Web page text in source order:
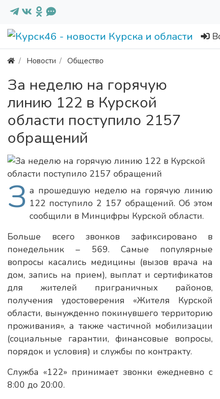
Новости Общество
За неделю на горячую
линию 122 в Курской
области поступило 2157
обращений
З а прошедшую неделю на горячую линию
122 поступило 2 157 обращений. Об этом
сообщили в Минцифры Курской области.
Больше всего звонков зафиксировано в
понедельник – 569. Самые популярные
вопросы касались медицины (вызов врача на
дом, запись на прием), выплат и сертификатов
для жителей приграничных районов,
получения удостоверения «Жителя Курской
области, вынужденно покинувшего территорию
проживания», а также частичной мобилизации
(социальные гарантии, финансовые вопросы,
порядок и условия) и службы по контракту.
Служба «122» принимает звонки ежедневно с
8:00 до 20:00.